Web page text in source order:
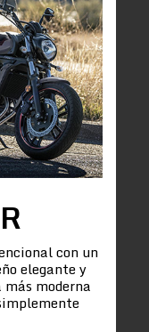
con un
elegante y
moderna